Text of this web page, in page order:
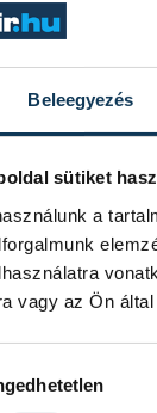
Beleegyezés
sütiket
a
vagy az Ön
Istenünk, hogy
gyermek
A
és